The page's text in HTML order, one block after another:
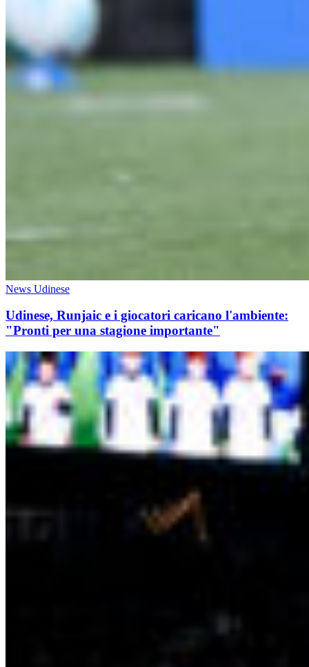
News Udinese
Udinese, Runjaic e i giocatori caricano l'ambiente:
"Pronti per una stagione importante"